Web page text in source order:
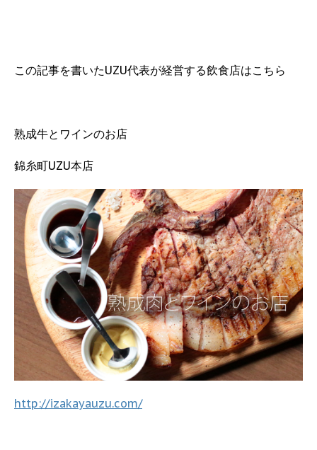
この記事を書いたUZU代表が経営する飲食店はこちら
熟成牛とワインのお店
錦糸町UZU本店
http://izakayauzu.com/